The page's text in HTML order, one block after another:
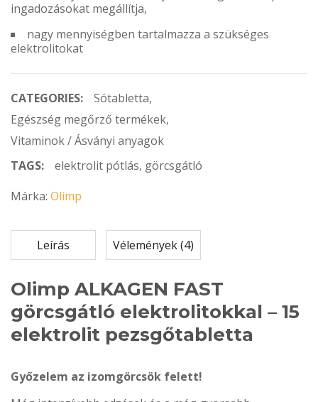
ingadozásokat megállítja,
nagy mennyiségben tartalmazza a szükséges
elektrolitokat
CATEGORIES: Sótabletta,
Egészség megőrző termékek,
Vitaminok / Ásványi anyagok
TAGS:
elektrolit pótlás, görcsgátló
Márka: Olimp
Leírás Vélemények (4)
Olimp ALKAGEN FAST
görcsgátló elektrolitokkal – 15
elektrolit pezsgőtabletta
Győzelem az izomgörcsök felett!